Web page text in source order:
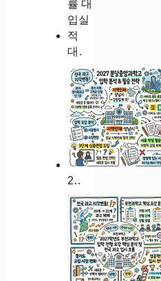
대전동신과학고 2027학년도 신입생 입학 전형 분석 경쟁률 대입실적
2027학년도 분당중앙과학고 입학 전형 요강 분석 및 성남 지역인재 합격 전략